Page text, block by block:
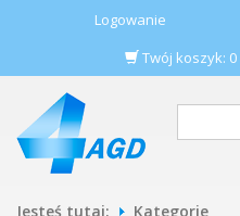
Logowanie
Twój koszyk: 0
Jesteś tutaj:
Kategorie